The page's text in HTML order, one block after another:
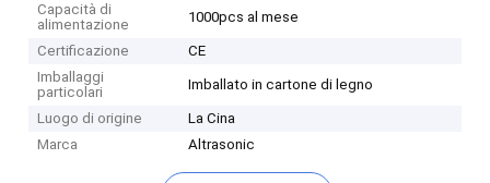
Capacità di
alimentazione
1000pcs al mese
Certificazione
CE
Imballaggi
particolari
Imballato in cartone di legno
Luogo di origine
La Cina
Marca
Altrasonic